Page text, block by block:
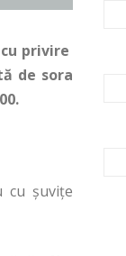
privire
de sora
cu şuviţe